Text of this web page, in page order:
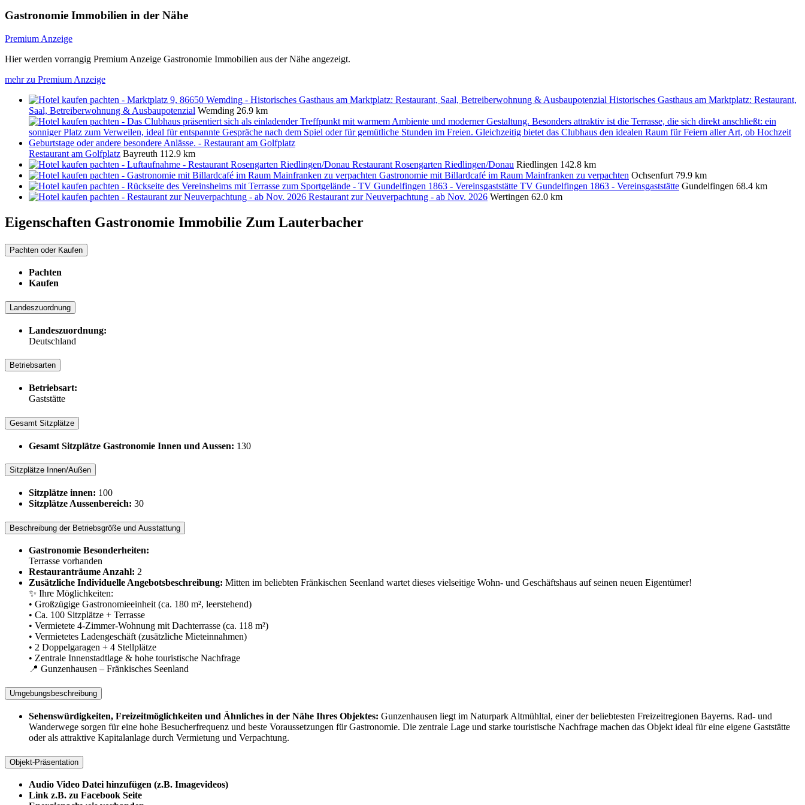
Gastronomie Immobilien in der Nähe
Premium Anzeige
Hier werden vorrangig Premium Anzeige Gastronomie Immobilien aus der Nähe angezeigt.
mehr zu Premium Anzeige
Historisches Gasthaus am Marktplatz: Restaurant,
Saal, Betreiberwohnung & Ausbaupotenzial Wemding 26.9 km
Restaurant am Golfplatz Bayreuth 112.9 km
Restaurant Rosengarten Riedlingen/Donau Riedlingen 142.8 km
Gastronomie mit Billardcafé im Raum Mainfranken zu verpachten Ochsenfurt 79.9 km
TV Gundelfingen 1863 - Vereinsgaststätte Gundelfingen 68.4 km
Restaurant zur Neuverpachtung - ab Nov. 2026 Wertingen 62.0 km
Eigenschaften Gastronomie Immobilie Zum Lauterbacher
Pachten oder Kaufen
Pachten
Kaufen
Landeszuordnung
Landeszuordnung:
Deutschland
Betriebsarten
Betriebsart:
Gaststätte
Gesamt Sitzplätze
Gesamt Sitzplätze Gastronomie Innen und Aussen: 130
Sitzplätze Innen/Außen
Sitzplätze innen: 100
Sitzplätze Aussenbereich: 30
Beschreibung der Betriebsgröße und Ausstattung
Gastronomie Besonderheiten:
Terrasse vorhanden
Restauranträume Anzahl: 2
Zusätzliche Individuelle Angebotsbeschreibung: Mitten im beliebten Fränkischen Seenland wartet dieses vielseitige Wohn- und Geschäftshaus auf seinen neuen Eigentümer!
✨ Ihre Möglichkeiten:
• Großzügige Gastronomieeinheit (ca. 180 m², leerstehend)
• Ca. 100 Sitzplätze + Terrasse
• Vermietete 4-Zimmer-Wohnung mit Dachterrasse (ca. 118 m²)
• Vermietetes Ladengeschäft (zusätzliche Mieteinnahmen)
• 2 Doppelgaragen + 4 Stellplätze
• Zentrale Innenstadtlage & hohe touristische Nachfrage
📍 Gunzenhausen – Fränkisches Seenland
Umgebungsbeschreibung
Sehenswürdigkeiten, Freizeitmöglichkeiten und Ähnliches in der Nähe Ihres Objektes: Gunzenhausen liegt im Naturpark Altmühltal, einer der beliebtesten Freizeitregionen Bayerns. Rad- und
Wanderwege sorgen für eine hohe Besucherfrequenz und beste Voraussetzungen für Gastronomie. Die zentrale Lage und starke touristische Nachfrage machen das Objekt ideal für eine eigene Gaststätte
oder als attraktive Kapitalanlage durch Vermietung und Verpachtung.
Objekt-Präsentation
Audio Video Datei hinzufügen (z.B. Imagevideos)
Link z.B. zu Facebook Seite